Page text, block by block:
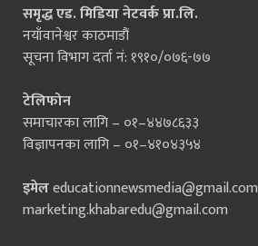
समृद्ध एड. मिडिया नेटवर्क प्रा.लि.
नयाँवानेश्वर काठमाडौं
सूचना विभाग दर्ता नं: १९१०/०७६-७७
टेलिफोन
समाचारका लागि – ०१–४४७८६३३
विज्ञापनका लागि – ०१–४१०४३५४
इमेलeducationnewsmedia@gmail.com
marketing.khabaredu@gmail.com